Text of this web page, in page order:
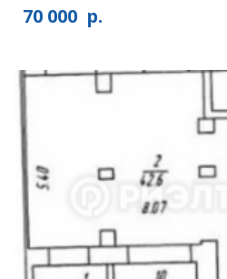
70 000 р.